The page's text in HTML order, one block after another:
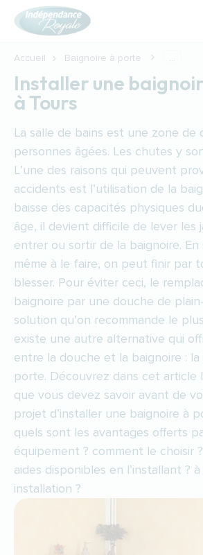
Aller au contenu principal
Accueil Baignoire à porte ...
Installer une
à Tours
La salle de bains est une zone de
personnes âgées. Les chutes y
L’une des raisons qui peuvent
accidents est l’utilisation de la
baisse des capacités physiques
âge, il devient difficile de lever les
entrer ou sortir de la baignoire.
même à le faire, on peut finir par
blesser. Pour éviter ceci, le
baignoire par une douche de
solution qu’on recommande le
existe une autre alternative qui
entre la douche et la baignoire : la
porte. Découvrez dans cet article
que vous devez savoir avant de
projet d’installer une baignoire à
quels sont les avantages offerts
équipement ? comment le choisir
aides disponibles en l’installant ?
installation ?